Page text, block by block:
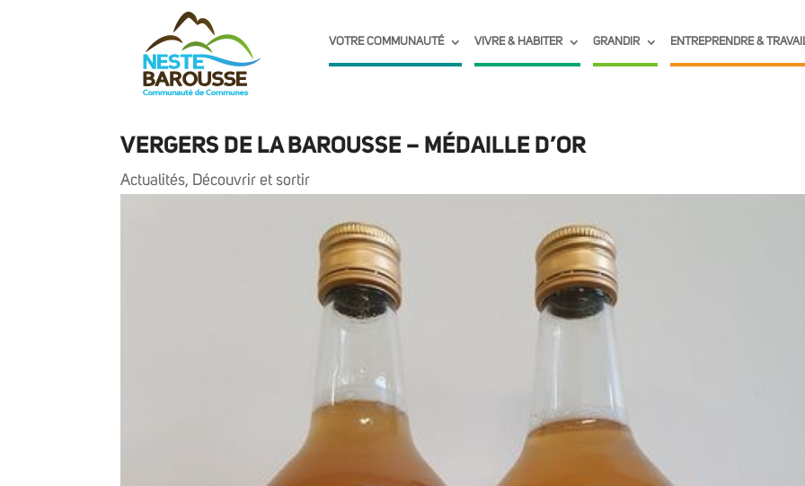
VOTRE COMMUNAUTÉ VIVRE & HABITER GRANDIR ENTREPRENDRE &
VERGERS DE LA BAROUSSE – MÉDAILLE D’OR
Actualités, Découvrir et sortir